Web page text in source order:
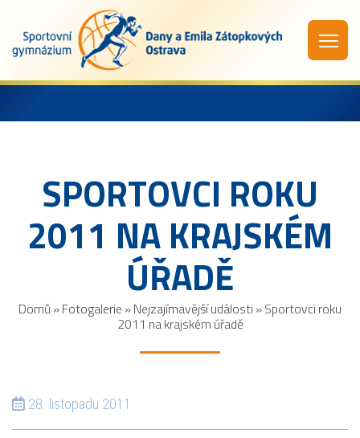
SPORTOVCI ROKU
2011 NA KRAJSKÉM
ÚŘADĚ
Domů »Fotogalerie »Nejzajímavější události »Sportovci roku
2011 na krajském úřadě
28. listopadu 2011